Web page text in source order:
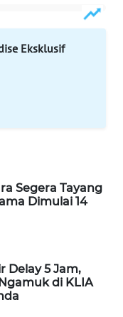
Eksklusif
Segera Tayang
Dimulai 14
Delay 5 Jam,
di KLIA